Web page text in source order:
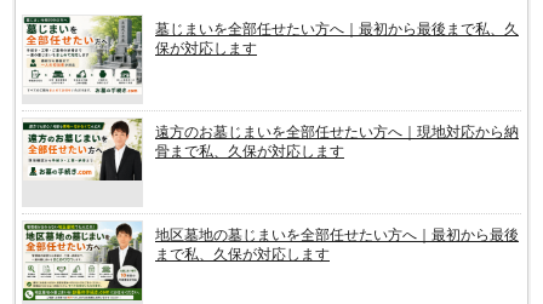
墓じまいを全部任せたい方へ｜最初から最後まで私、久
保が対応します
遠方のお墓じまいを全部任せたい方へ｜現地対応から納
骨まで私、久保が対応します
地区墓地の墓じまいを全部任せたい方へ｜最初から最後
まで私、久保が対応します